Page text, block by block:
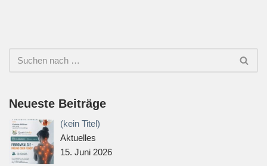
Neueste Beiträge
(kein Titel)
Aktuelles
15. Juni 2026